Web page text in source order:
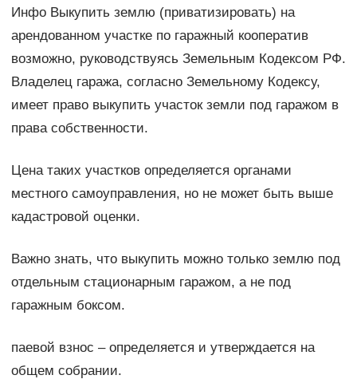
Инфо Выкупить землю (приватизировать) на
арендованном участке по гаражный кооператив
возможно, руководствуясь Земельным Кодексом РФ.
Владелец гаража, согласно Земельному Кодексу,
имеет право выкупить участок земли под гаражом в
права собственности.
Цена таких участков определяется органами
местного самоуправления, но не может быть выше
кадастровой оценки.
Важно знать, что выкупить можно только землю под
отдельным стационарным гаражом, а не под
гаражным боксом.
паевой взнос – определяется и утверждается на
общем собрании.